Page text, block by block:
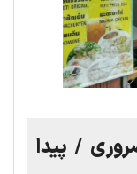
/ پیدا